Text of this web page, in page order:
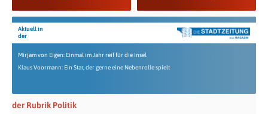
Aktuell in
der
Mirjam von Eigen: Einmal im Jahr reif für die Insel
Klaus Voormann: Ein Star, der gerne eine Nebenrolle spielt
der Rubrik Politik